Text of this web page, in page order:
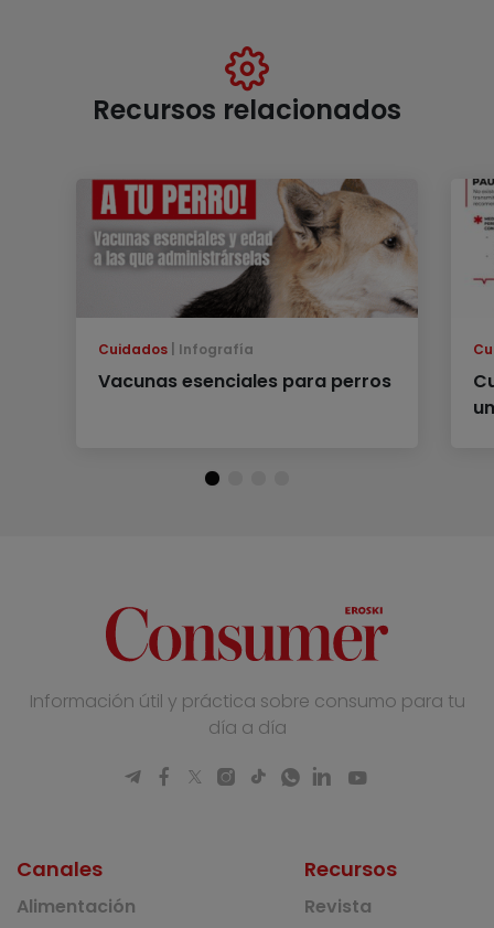
Recursos relacionados
Cuidados Infografía
Vacunas esenciales para perros
Información útil y práctica sobre consumo para tu
día a día
Canales
Alimentación
Recursos
Revista